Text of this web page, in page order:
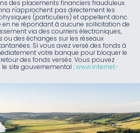
des placements financiers frauduleux.
n'approchent pas directement les
(particuliers) et appellent donc
ne répondant à aucune sollicitation de
via des courriers électroniques,
des échanges sur les réseaux
Si vous avez versé des fonds à
votre banque pour bloquer le
des fonds versés. Vous pouvez
site gouvernemental : www.internet-